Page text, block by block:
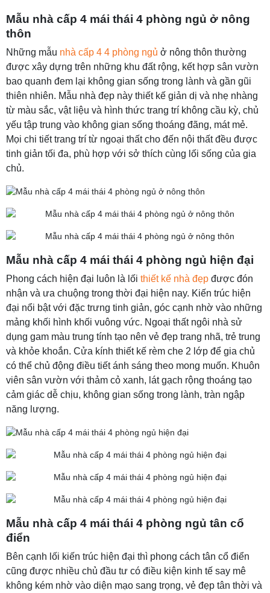
Mẫu nhà cấp 4 mái thái 4 phòng ngủ ở nông
thôn
Những mẫu nhà cấp 4 4 phòng ngủ ở nông thôn thường
được xây dựng trên những khu đất rộng, kết hợp sân vườn
bao quanh đem lại không gian sống trong lành và gần gũi
thiên nhiên. Mẫu nhà đẹp này thiết kế giản dị và nhẹ nhàng
từ màu sắc, vật liệu và hình thức trang trí không cầu kỳ, chủ
yếu tập trung vào không gian sống thoáng đãng, mát mẻ.
Mọi chi tiết trang trí từ ngoại thất cho đến nội thất đều được
tinh giản tối đa, phù hợp với sở thích cùng lối sống của gia
chủ.
Mẫu nhà cấp 4 mái thái 4 phòng ngủ hiện đại
Phong cách hiện đại luôn là lối thiết kế nhà đẹp được đón
nhận và ưa chuộng trong thời đại hiện nay. Kiến trúc hiện
đại nổi bật với đặc trưng tinh giản, góc cạnh nhờ vào những
mảng khối hình khối vuông vức. Ngoại thất ngôi nhà sử
dụng gam màu trung tính tạo nên vẻ đẹp trang nhã, trẻ trung
và khỏe khoắn. Cửa kính thiết kế rèm che 2 lớp để gia chủ
có thể chủ động điều tiết ánh sáng theo mong muốn. Khuôn
viên sân vườn với thảm cỏ xanh, lát gạch rộng thoáng tạo
cảm giác dễ chịu, không gian sống trong lành, tràn ngập
năng lượng.
Mẫu nhà cấp 4 mái thái 4 phòng ngủ tân cổ
điển
Bên cạnh lối kiến trúc hiện đại thì phong cách tân cổ điển
cũng được nhiều chủ đầu tư có điều kiện kinh tế say mê
không kém nhờ vào diện mạo sang trọng, vẻ đẹp tân thời và